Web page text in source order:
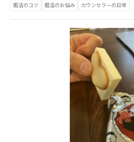
婚活のコツ 婚活のお悩み カウンセラーの日常